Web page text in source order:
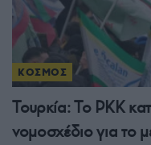
ΚΟΣΜΟΣ
Τουρκία: Το PKK
νομοσχέδιο για το